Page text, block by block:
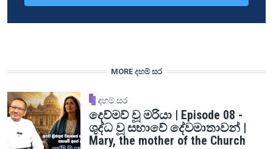
MORE දහම් සර
දහම් සර
දෙව්මව් වූ මරියා | Episode 08 -
ශුද්ධ වූ සභාවේ දේවමාතාවන් |
Mary, the mother of the Church